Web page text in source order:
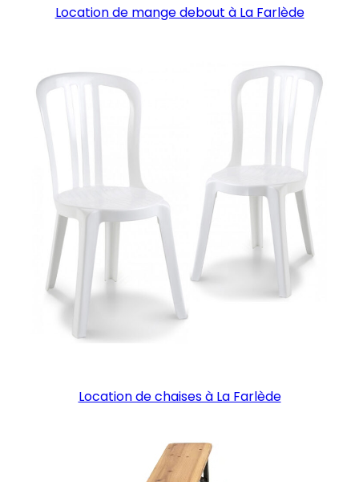
Location de mange debout à La Farlède
Location de chaises à La Farlède